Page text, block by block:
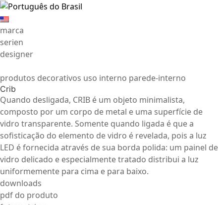
marca
serien
designer
produtos decorativos uso interno parede-interno
Crib
Quando desligada, CRIB é um objeto minimalista,
composto por um corpo de metal e uma superfície de
vidro transparente. Somente quando ligada é que a
sofisticação do elemento de vidro é revelada, pois a luz
LED é fornecida através de sua borda polida: um painel de
vidro delicado e especialmente tratado distribui a luz
uniformemente para cima e para baixo.
downloads
pdf do produto